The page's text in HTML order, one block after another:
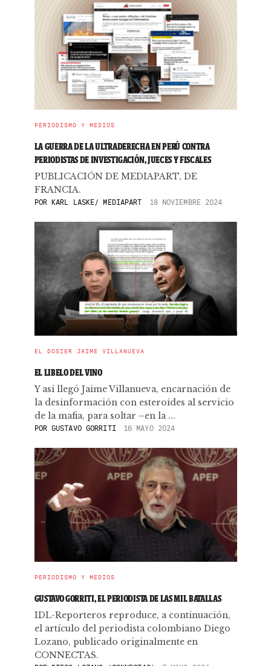
PERIODISMO Y MEDIOS
LA GUERRA DE LA ULTRADERECHA EN PERÚ CONTRA
PERIODISTAS DE INVESTIGACIÓN, JUECES Y FISCALES
PUBLICACIÓN DE MEDIAPART, DE
FRANCIA.
PORKARL LASKE/ MEDIAPART 18 NOVIEMBRE 2024
EL DOSIER JAIME VILLANUEVA
EL LIBELO DEL VINO
Y así llegó Jaime Villanueva, encarnación de
la desinformación con esteroides al servicio
de la mafia, para soltar –en la ...
POR GUSTAVO GORRITI 16 MAYO 2024
PERIODISMO Y MEDIOS
GUSTAVO GORRITI, EL PERIODISTA DE LAS MIL BATALLAS
IDL-Reporteros reproduce, a continuación,
el artículo del periodista colombiano Diego
Lozano, publicado originalmente en
CONNECTAS.